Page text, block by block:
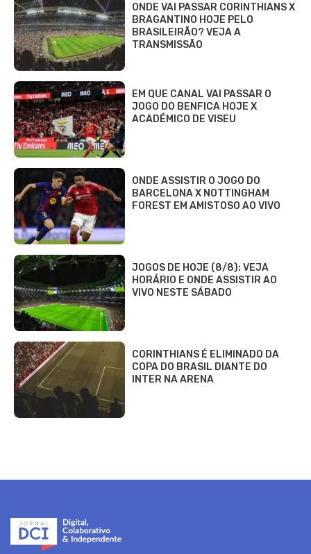
ONDE VAI PASSAR CORINTHIANS X
BRAGANTINO HOJE PELO
BRASILEIRÃO? VEJA A
TRANSMISSÃO
EM QUE CANAL VAI PASSAR O
JOGO DO BENFICA HOJE X
ACADÉMICO DE VISEU
ONDE ASSISTIR O JOGO DO
BARCELONA X NOTTINGHAM
FOREST EM AMISTOSO AO VIVO
JOGOS DE HOJE (8/8): VEJA
HORÁRIO E ONDE ASSISTIR AO
VIVO NESTE SÁBADO
CORINTHIANS É ELIMINADO DA
COPA DO BRASIL DIANTE DO
INTER NA ARENA